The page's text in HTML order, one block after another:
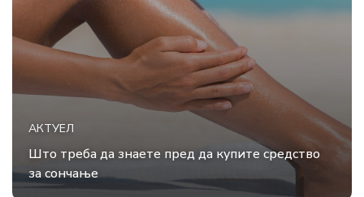
АКТУЕЛ
Што треба да знаете пред да купите средство
за сончање